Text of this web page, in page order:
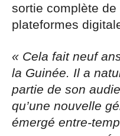
sortie complète de
plateformes
« Cela fait neuf
la Guinée. Il a
partie de son
qu’une nouvelle
émergé entre-